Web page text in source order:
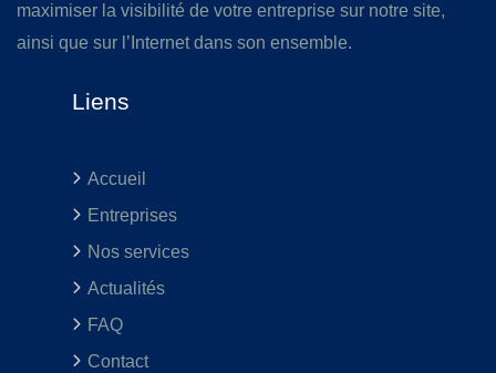
maximiser la visibilité de votre entreprise sur notre site,
ainsi que sur l’Internet dans son ensemble.
Liens
Accueil
Entreprises
Nos services
Actualités
FAQ
Contact